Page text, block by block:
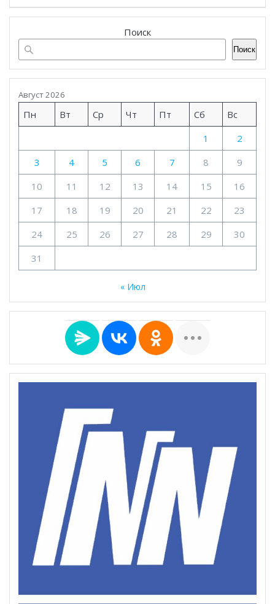
Поиск
Поиск
Август 2026
Пн Вт Ср Чт Пт Сб
Вс
1
2
3
4 5 6 7 8
9
10
11 12 13 14 15
16
17
18 19 20 21 22
23
24
25 26 27 28 29
30
31
« Июл